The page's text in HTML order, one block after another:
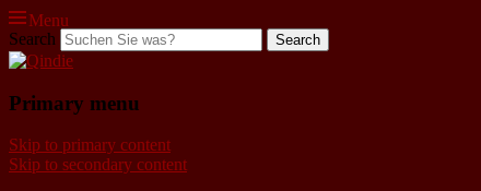
Menu
Qindie
Search
Primary menu
Skip to primary content
Skip to secondary content